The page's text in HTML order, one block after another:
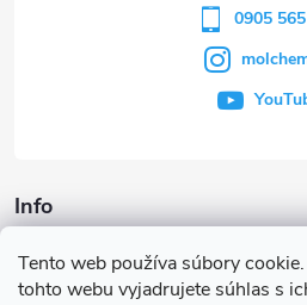
Tento web používa súbory
tohto webu vyjadrujete súhlas s
Info
Iné služby
0905